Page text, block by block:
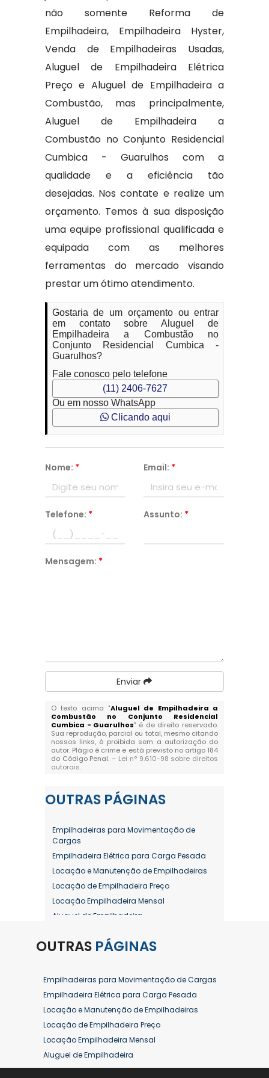
não somente Reforma de
Empilhadeira, Empilhadeira Hyster,
Venda de Empilhadeiras Usadas,
Aluguel de Empilhadeira Elétrica
Preço e Aluguel de Empilhadeira a
Combustão, mas principalmente,
Aluguel de Empilhadeira a
Combustão no Conjunto Residencial
Cumbica - Guarulhos com a
qualidade e a eficiência tão
desejadas. Nos contate e realize um
orçamento. Temos à sua disposição
uma equipe profissional qualificada e
equipada com as melhores
ferramentas do mercado visando
prestar um ótimo atendimento.
Gostaria de um orçamento ou entrar
em contato sobre Aluguel de
Empilhadeira a Combustão no
Conjunto Residencial Cumbica -
Guarulhos?
Fale conosco pelo telefone
(11) 2406-7627
Ou em nosso WhatsApp
Clicando aqui
Nome: * Email: *
Telefone: * Assunto: *
Mensagem: *
Enviar
O texto acima "Aluguel de Empilhadeira a
Combustão no Conjunto Residencial
Cumbica - Guarulhos" é de direito reservado.
Sua reprodução, parcial ou total, mesmo citando
nossos links, é proibida sem a autorização do
autor. Plágio é crime e está previsto no artigo 184
do Código Penal. – Lei n° 9.610-98 sobre direitos
autorais.
OUTRAS PÁGINAS
Empilhadeiras para Movimentação de
Cargas
Empilhadeira Elétrica para Carga Pesada
Locação e Manutenção de Empilhadeiras
Locação de Empilhadeira Preço
Locação Empilhadeira Mensal
Aluguel de Empilhadeira
Aluguel de Empilhadeira Diária Valor
Aluguel de Empilhadeira Elétrica Preço
Aluguel de Empilhadeira Mensal
Aluguel de Empilhadeira Preço
Aluguel de Empilhadeira Valor
Aluguel de Empilhadeiras Eletricas
Conserto de Empilhadeira
Contrato de Locação de Empilhadeira
OUTRAS PÁGINAS
Empilhadeiras para Movimentação de Cargas
Empilhadeira Elétrica para Carga Pesada
Locação e Manutenção de Empilhadeiras
Locação de Empilhadeira Preço
Locação Empilhadeira Mensal
Aluguel de Empilhadeira
Aluguel de Empilhadeira a Combustão